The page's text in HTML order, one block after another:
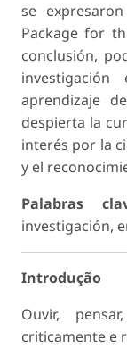
se
Package for
conclusión,
aprendizaje
despierta la
interés por la
y el
Palabras
investigación,
Introdução
Ouvir,
criticamente e